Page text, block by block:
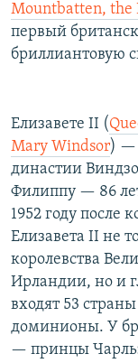
Mountbatten, the
первый
бриллиантовую
Елизавете II (
Mary Windsor) —
династии
Филиппу — 86
1952 году после
Елизавета II не
королевства
Ирландии, но и
входят 53
доминионы. У
— принцы